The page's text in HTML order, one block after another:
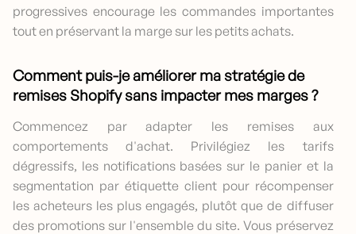
progressives encourage les commandes importantes
tout en préservant la marge sur les petits achats.
Comment puis-je améliorer ma stratégie de
remises Shopify sans impacter mes marges ?
Commencez par adapter les remises aux
comportements d'achat. Privilégiez les tarifs
dégressifs, les notifications basées sur le panier et la
segmentation par étiquette client pour récompenser
les acheteurs les plus engagés, plutôt que de diffuser
des promotions sur l'ensemble du site. Vous préservez